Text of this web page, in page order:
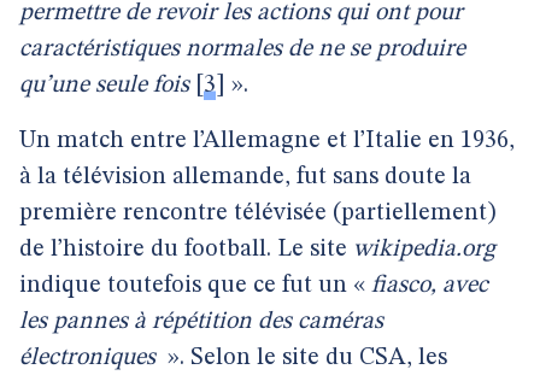
permettre de revoir les actions qui ont pour
caractéristiques normales de ne se produire
qu’une seule fois[ 3 ».
Un match entre l’Allemagne et l’Italie en 1936,
à la télévision allemande, fut sans doute la
première rencontre télévisée (partiellement)
de l’histoire du football. Le site wikipedia.org
indique toutefois que ce fut un « fiasco, avec
les pannes à répétition des caméras
électroniques ». Selon le site du CSA, les